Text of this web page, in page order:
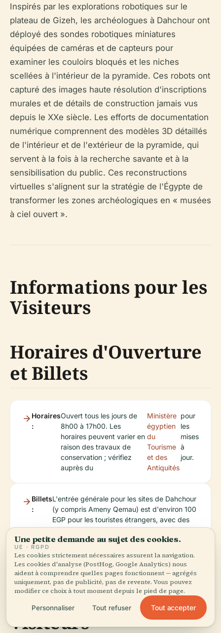
Inspirés par les explorations robotiques sur le
plateau de Gizeh, les archéologues à Dahchour ont
déployé des sondes robotiques miniatures
équipées de caméras et de capteurs pour
examiner les couloirs bloqués et les niches
scellées à l'intérieur de la pyramide. Ces robots ont
capturé des images haute résolution d'inscriptions
murales et de détails de construction jamais vus
depuis le XXe siècle. Les efforts de documentation
numérique comprennent des modèles 3D détaillés
de l'intérieur et de l'extérieur de la pyramide, qui
servent à la fois à la recherche savante et à la
sensibilisation du public. Ces reconstructions
virtuelles s'alignent sur la stratégie de l'Égypte de
transformer les zones archéologiques en « musées
à ciel ouvert ».
Informations pour les
Visiteurs
Horaires d'Ouverture
et Billets
Horaires
:
Ouvert tous les jours de
8h00 à 17h00. Les
horaires peuvent varier en
raison des travaux de
conservation ; vérifiez
auprès du
Ministère
égyptien
du
Tourisme
et des
Antiquités
pour
les
mises
à
jour.
Billets
:
L'entrée générale pour les sites de Dahchour
(y compris Ameny Qemau) est d'environ 100
EGP pour les touristes étrangers, avec des
réductions pour les étudiants et les enfants.
Accessibilité et
Installations pour les
Visiteurs
Une petite demande au sujet des cookies.
UE · RGPD
Les cookies strictement nécessaires assurent la navigation.
Les cookies d'analyse (PostHog, Google Analytics) nous
aident à comprendre quelles pages fonctionnent — agrégés
uniquement, pas de publicité, pas de revente. Vous pouvez
modifier ce choix à tout moment depuis le pied de page.
Personnaliser Tout refuser Tout accepter